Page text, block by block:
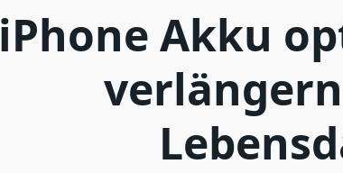
iPhone Akku